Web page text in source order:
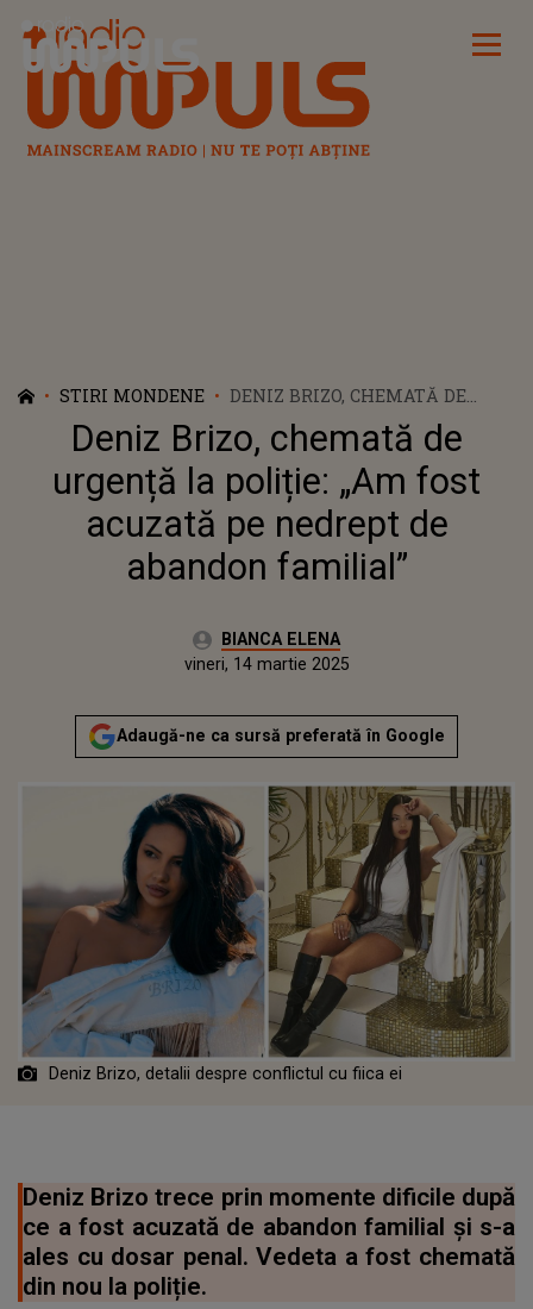
Radio Impuls
STIRI MONDENE
DENIZ BRIZO, CHEMATĂ DE
URGENȚĂ LA POLIȚIE: „AM FOST
ACUZATĂ PE NEDREPT DE
ABANDON FAMILIAL”
Deniz Brizo, chemată de
urgență la poliție: „Am fost
acuzată pe nedrept de
abandon familial”
Autor:BIANCA ELENA
Actualizat:
vineri, 14 martie 2025
Adaugă-ne ca sursă preferată în Google
Deniz Brizo, detalii despre conflictul cu fiica ei
Deniz Brizo trece prin momente dificile după
ce a fost acuzată de abandon familial și s-a
ales cu dosar penal. Vedeta a fost chemată
din nou la poliție.